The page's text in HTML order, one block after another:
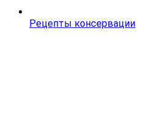
Рецепты консервации